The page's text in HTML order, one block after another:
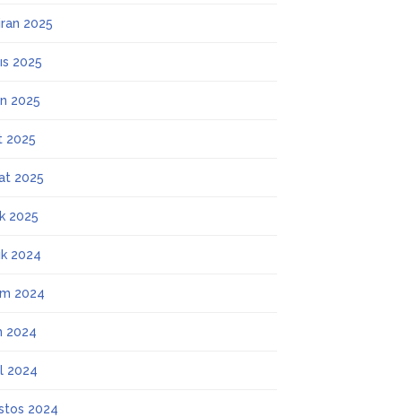
2025
2025
2025
2025
2025
2025
2024
2024
2024
2024
2024